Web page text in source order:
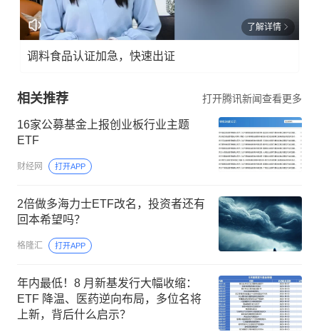
了解详情
调料食品认证加急，快速出证
相关推荐 打开腾讯新闻查看更多
16家公募基金上报创业板行业主题
ETF
财经网 打开APP
2倍做多海力士ETF改名，投资者还有
回本希望吗？
格隆汇 打开APP
年内最低！8 月新基发行大幅收缩：
ETF 降温、医药逆向布局，多位名将
上新，背后什么启示？